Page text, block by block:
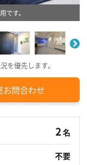
す。
を優先します。
お問合わせ
2名
不要